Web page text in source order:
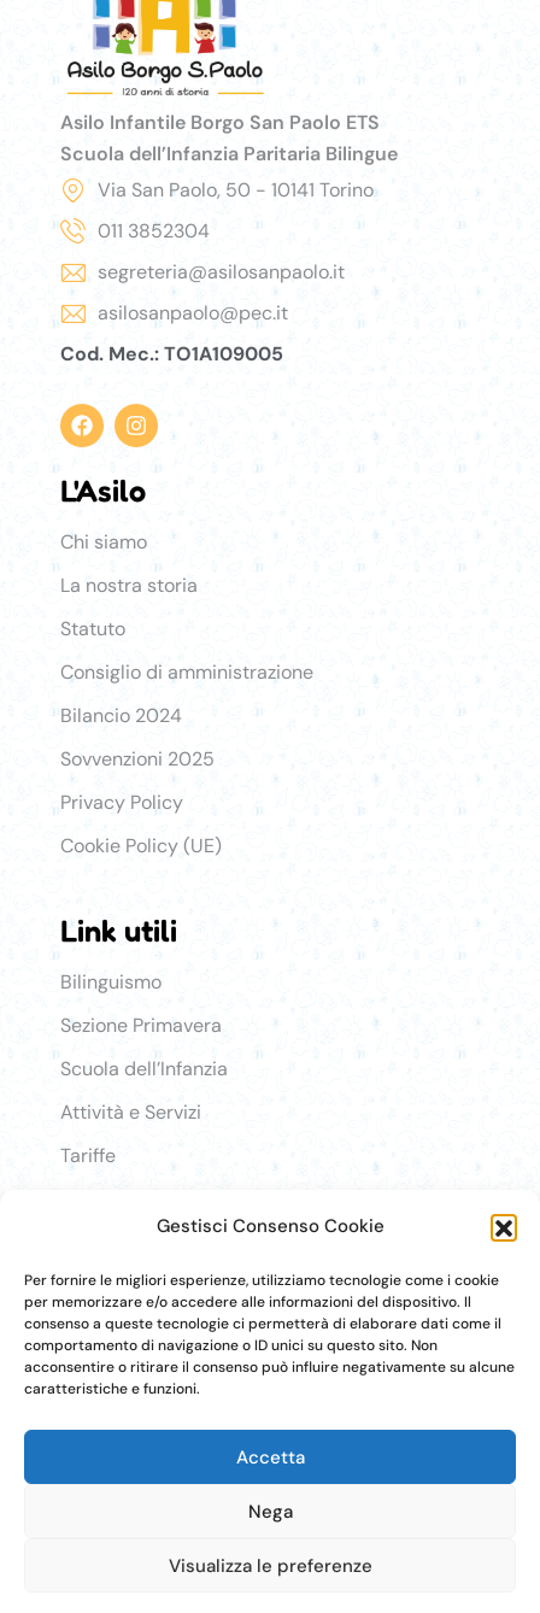
Gestisci Consenso Cookie
Per fornire le migliori esperienze, utilizziamo tecnologie come i cookie
per memorizzare e/o accedere alle informazioni del dispositivo. Il
consenso a queste tecnologie ci permetterà di elaborare dati come il
comportamento di navigazione o ID unici su questo sito. Non
acconsentire o ritirare il consenso può influire negativamente su alcune
caratteristiche e funzioni.
Accetta
Nega
Visualizza le preferenze
Asilo Infantile Borgo San Paolo ETS
Scuola dell’Infanzia Paritaria Bilingue
Via San Paolo, 50 - 10141 Torino
011 3852304
segreteria@asilosanpaolo.it
asilosanpaolo@pec.it
Cod. Mec.: TO1A109005
L'Asilo
Chi siamo
La nostra storia
Statuto
Consiglio di amministrazione
Bilancio 2024
Sovvenzioni 2025
Privacy Policy
Cookie Policy (UE)
Link utili
Link Utili
Bilinguismo
Sezione Primavera
Scuola dell’Infanzia
Attività e Servizi
Tariffe